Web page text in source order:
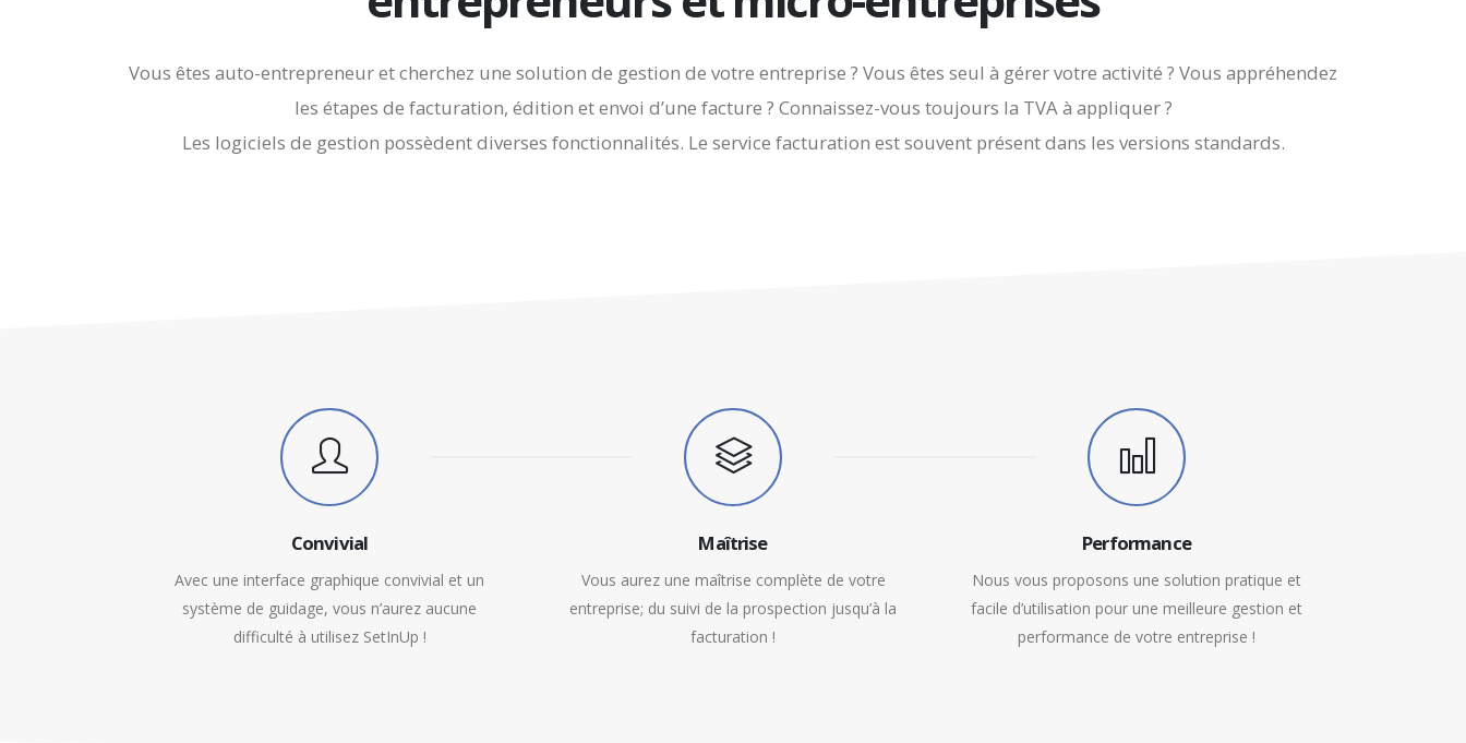
Vous êtes auto-entrepreneur et cherchez une solution de gestion de votre entreprise ? Vous êtes seul à gérer votre activité ? Vous appréhendez
les étapes de facturation, édition et envoi d’une facture ? Connaissez-vous toujours la TVA à appliquer ?
Les logiciels de gestion possèdent diverses fonctionnalités. Le service facturation est souvent présent dans les versions standards.
Convivial
Avec une interface graphique convivial et un
système de guidage, vous n’aurez aucune
difficulté à utilisez SetInUp !
Maîtrise
Vous aurez une maîtrise complète de votre
entreprise; du suivi de la prospection jusqu’à la
facturation !
Performance
Nous vous proposons une solution pratique et
facile d’utilisation pour une meilleure gestion et
performance de votre entreprise !